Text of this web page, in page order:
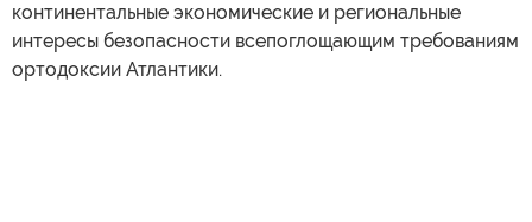
континентальные экономические и региональные
интересы безопасности всепоглощающим требованиям
ортодоксии Атлантики.